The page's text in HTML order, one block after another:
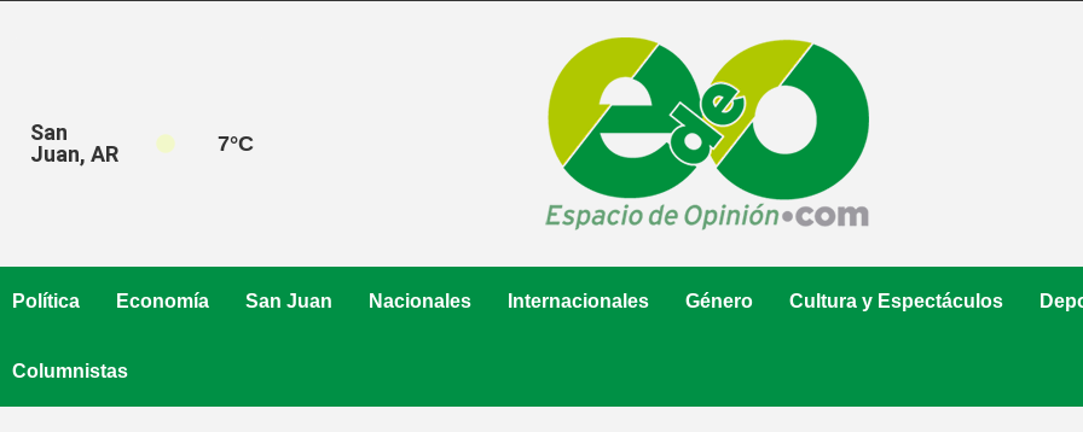
San
Juan, AR
7°C
Política Economía San Juan Nacionales Internacionales Género Cultura y Espectáculos
Columnistas